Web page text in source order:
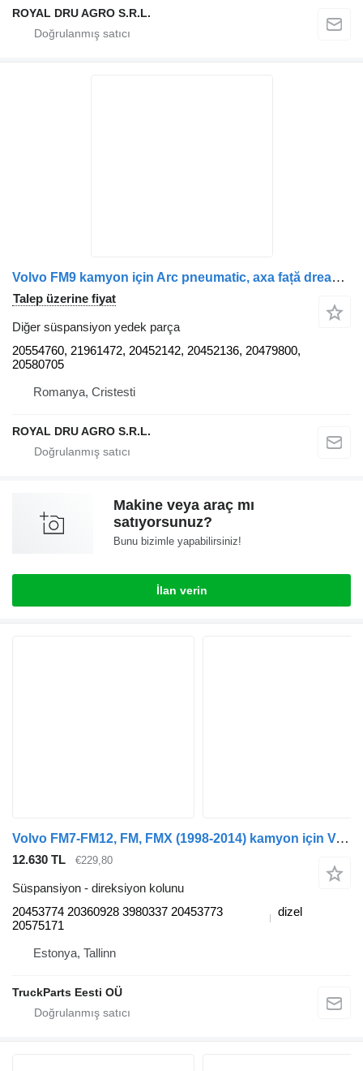
ROYAL DRU AGRO S.R.L.
Volvo FM9 kamyon için Arc pneumatic, axa față dreapta 20554760 diğer süspansiyon yedek parça
Talep üzerine fiyat
Diğer süspansiyon yedek parça
20554760, 21961472, 20452142, 20452136, 20479800,
20580705
Romanya, Cristesti
ROYAL DRU AGRO S.R.L.
Makine veya araç mı
satıyorsunuz?
Bunu bizimle yapabilirsiniz!
İlan verin
Volvo FM7-FM12, FM, FMX (1998-2014) kamyon için Volvo FM9 (01.01-12.05) 20453774 direksiyon kolunu
12.630 TL €229,80
Süspansiyon - direksiyon kolunu
20453774 20360928 3980337 20453773
20575171
dizel
Estonya, Tallinn
TruckParts Eesti OÜ